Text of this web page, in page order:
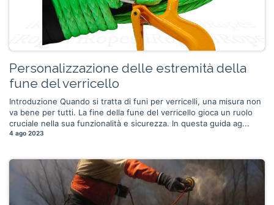
Personalizzazione delle estremità della
fune del verricello
Introduzione Quando si tratta di funi per verricelli, una misura non
va bene per tutti. La fine della fune del verricello gioca un ruolo
cruciale nella sua funzionalità e sicurezza. In questa guida ag...
4 ago 2023